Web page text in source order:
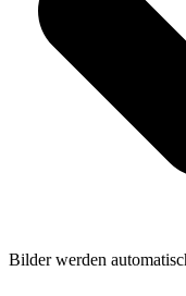
Bilder werden